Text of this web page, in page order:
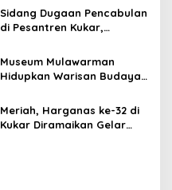
Ditangkap di Samboja
Sidang Dugaan Pencabulan
di Pesantren Kukar,
Minta Rehabilitasi
Museum Mulawarman
Hidupkan Warisan Budaya
Tradisional
Meriah, Harganas ke-32 di
Kukar Diramaikan Gelar